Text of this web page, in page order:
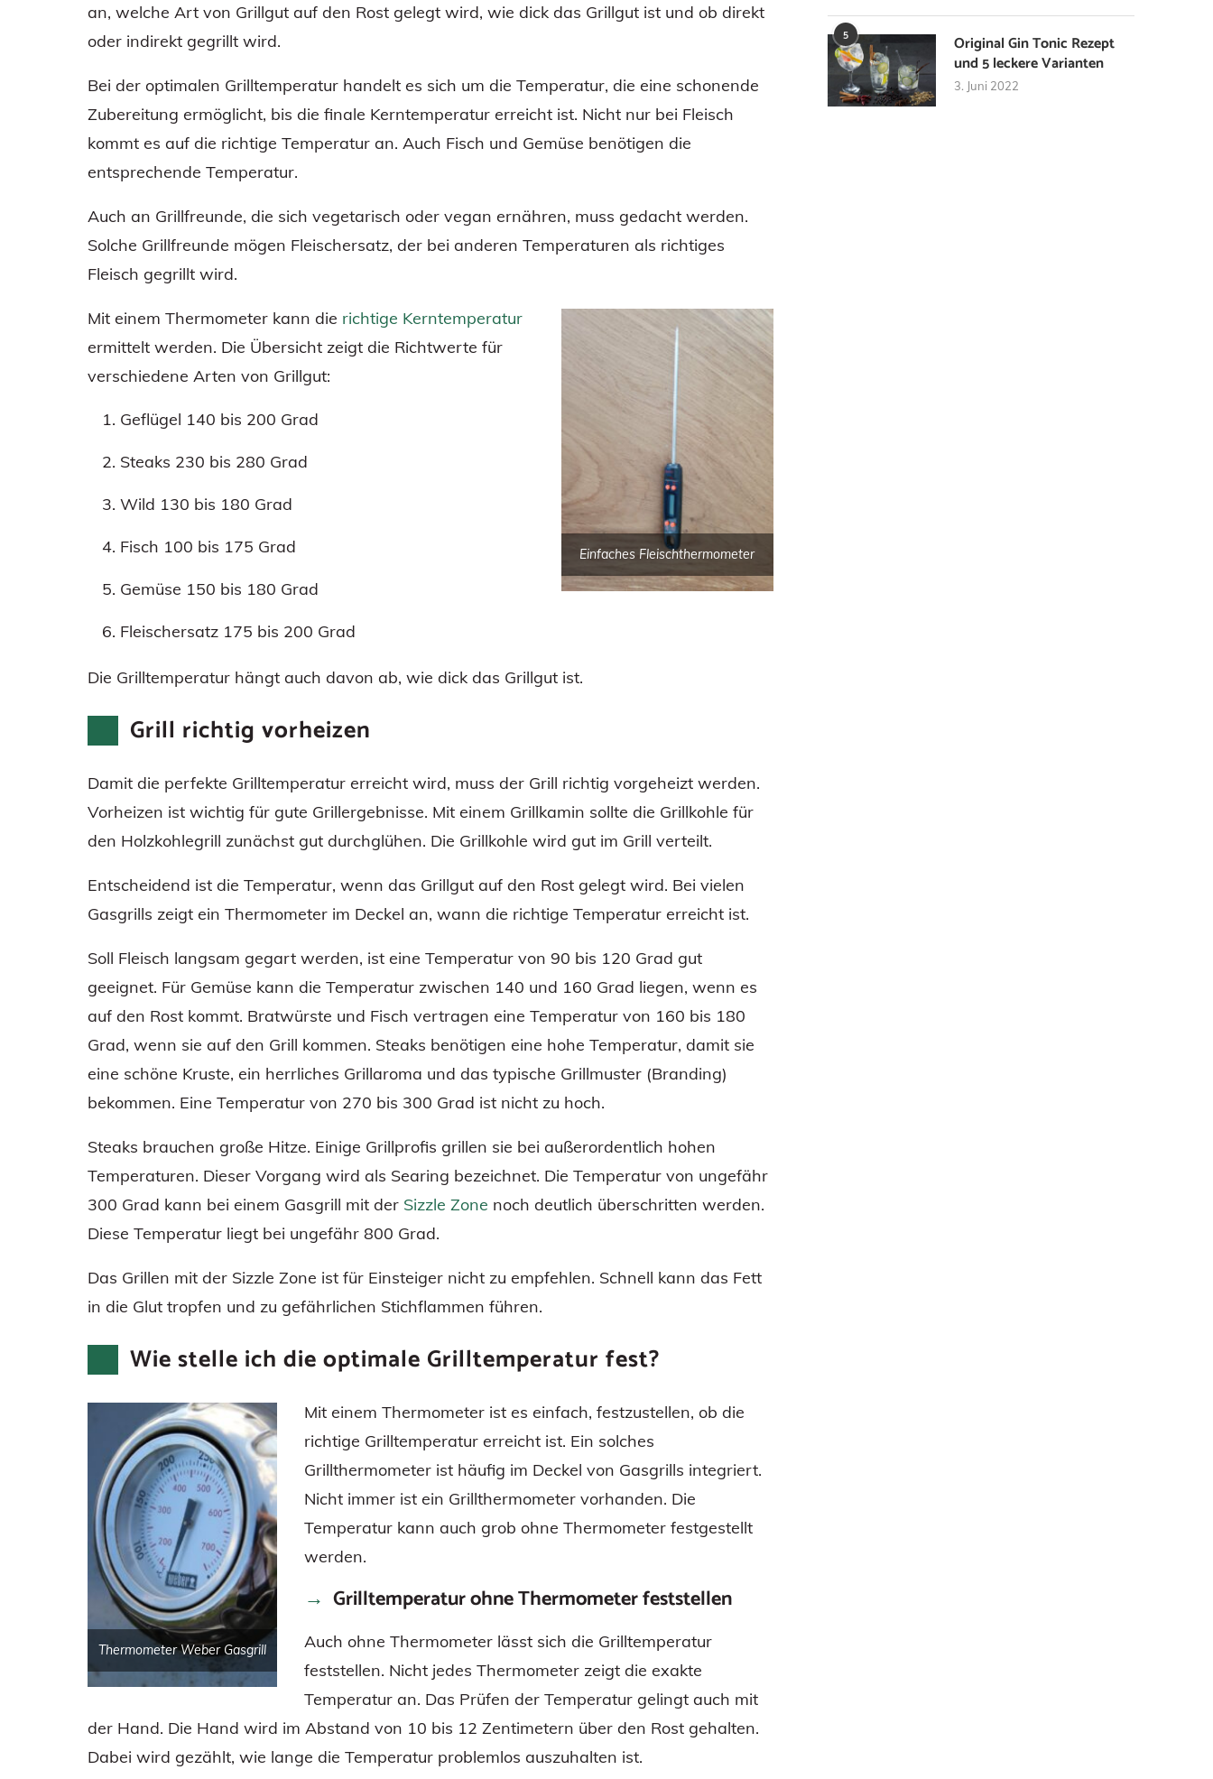
an, welche Art von Grillgut auf den Rost gelegt wird, wie dick das Grillgut ist und ob direkt
oder indirekt gegrillt wird.
Bei der optimalen Grilltemperatur handelt es sich um die Temperatur, die eine schonende
Zubereitung ermöglicht, bis die finale Kerntemperatur erreicht ist. Nicht nur bei Fleisch
kommt es auf die richtige Temperatur an. Auch Fisch und Gemüse benötigen die
entsprechende Temperatur.
Auch an Grillfreunde, die sich vegetarisch oder vegan ernähren, muss gedacht werden.
Solche Grillfreunde mögen Fleischersatz, der bei anderen Temperaturen als richtiges
Fleisch gegrillt wird.
Einfaches Fleischthermometer
Mit einem Thermometer kann die richtige Kerntemperatur
ermittelt werden. Die Übersicht zeigt die Richtwerte für
verschiedene Arten von Grillgut:
Geflügel 140 bis 200 Grad
Steaks 230 bis 280 Grad
Wild 130 bis 180 Grad
Fisch 100 bis 175 Grad
Gemüse 150 bis 180 Grad
Fleischersatz 175 bis 200 Grad
Die Grilltemperatur hängt auch davon ab, wie dick das Grillgut ist.
Grill richtig vorheizen
Damit die perfekte Grilltemperatur erreicht wird, muss der Grill richtig vorgeheizt werden.
Vorheizen ist wichtig für gute Grillergebnisse. Mit einem Grillkamin sollte die Grillkohle für
den Holzkohlegrill zunächst gut durchglühen. Die Grillkohle wird gut im Grill verteilt.
Entscheidend ist die Temperatur, wenn das Grillgut auf den Rost gelegt wird. Bei vielen
Gasgrills zeigt ein Thermometer im Deckel an, wann die richtige Temperatur erreicht ist.
Soll Fleisch langsam gegart werden, ist eine Temperatur von 90 bis 120 Grad gut
geeignet. Für Gemüse kann die Temperatur zwischen 140 und 160 Grad liegen, wenn es
auf den Rost kommt. Bratwürste und Fisch vertragen eine Temperatur von 160 bis 180
Grad, wenn sie auf den Grill kommen. Steaks benötigen eine hohe Temperatur, damit sie
eine schöne Kruste, ein herrliches Grillaroma und das typische Grillmuster (Branding)
bekommen. Eine Temperatur von 270 bis 300 Grad ist nicht zu hoch.
Steaks brauchen große Hitze. Einige Grillprofis grillen sie bei außerordentlich hohen
Temperaturen. Dieser Vorgang wird als Searing bezeichnet. Die Temperatur von ungefähr
300 Grad kann bei einem Gasgrill mit der Sizzle Zone noch deutlich überschritten werden.
Diese Temperatur liegt bei ungefähr 800 Grad.
Das Grillen mit der Sizzle Zone ist für Einsteiger nicht zu empfehlen. Schnell kann das Fett
in die Glut tropfen und zu gefährlichen Stichflammen führen.
Wie stelle ich die optimale Grilltemperatur fest?
Thermometer Weber Gasgrill
Mit einem Thermometer ist es einfach, festzustellen, ob die
richtige Grilltemperatur erreicht ist. Ein solches
Grillthermometer ist häufig im Deckel von Gasgrills integriert.
Nicht immer ist ein Grillthermometer vorhanden. Die
Temperatur kann auch grob ohne Thermometer festgestellt
werden.
Grilltemperatur ohne Thermometer feststellen
Auch ohne Thermometer lässt sich die Grilltemperatur
feststellen. Nicht jedes Thermometer zeigt die exakte
Temperatur an. Das Prüfen der Temperatur gelingt auch mit
der Hand. Die Hand wird im Abstand von 10 bis 12 Zentimetern über den Rost gehalten.
Dabei wird gezählt, wie lange die Temperatur problemlos auszuhalten ist.
5
Original Gin Tonic Rezept
und 5 leckere Varianten
3. Juni 2022